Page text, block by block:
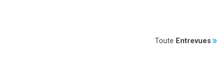
Toute Entrevues